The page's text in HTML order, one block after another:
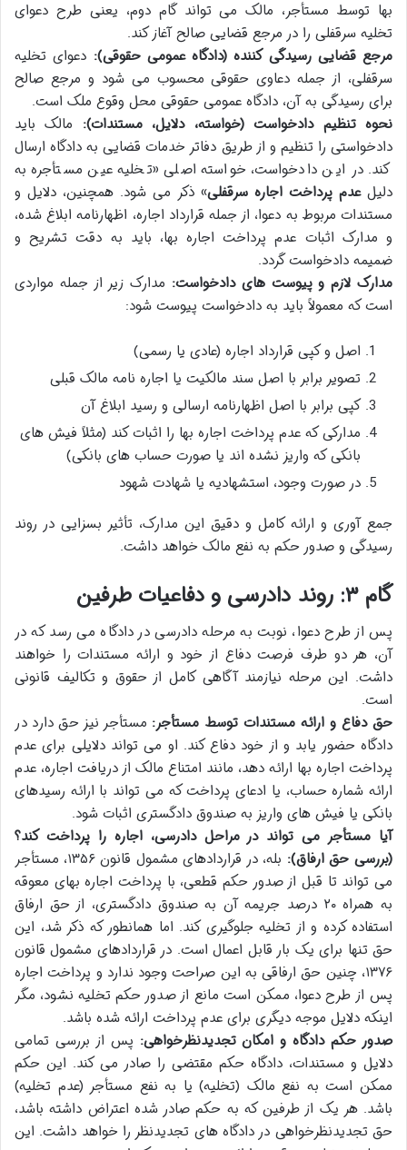
بها توسط مستأجر، مالک می تواند گام دوم، یعنی طرح دعوای
تخلیه سرقفلی را در مرجع قضایی صالح آغاز کند.
مرجع قضایی رسیدگی کننده (دادگاه عمومی حقوقی): دعوای تخلیه
سرقفلی، از جمله دعاوی حقوقی محسوب می شود و مرجع صالح
برای رسیدگی به آن، دادگاه عمومی حقوقی محل وقوع ملک است.
نحوه تنظیم دادخواست (خواسته، دلایل، مستندات): مالک باید
دادخواستی را تنظیم و از طریق دفاتر خدمات قضایی به دادگاه ارسال
کند. در این دادخواست، خواسته اصلی «تخلیه عین مستأجره به
دلیلعدم پرداخت اجاره سرقفلی» ذکر می شود. همچنین، دلایل و
مستندات مربوط به دعوا، از جمله قرارداد اجاره، اظهارنامه ابلاغ شده،
و مدارک اثبات عدم پرداخت اجاره بها، باید به دقت تشریح و
ضمیمه دادخواست گردد.
مدارک لازم و پیوست های دادخواست: مدارک زیر از جمله مواردی
است که معمولاً باید به دادخواست پیوست شود:
اصل و کپی قرارداد اجاره (عادی یا رسمی)
تصویر برابر با اصل سند مالکیت یا اجاره نامه مالک قبلی
کپی برابر با اصل اظهارنامه ارسالی و رسید ابلاغ آن
مدارکی که عدم پرداخت اجاره بها را اثبات کند (مثلاً فیش های
بانکی که واریز نشده اند یا صورت حساب های بانکی)
در صورت وجود، استشهادیه یا شهادت شهود
جمع آوری و ارائه کامل و دقیق این مدارک، تأثیر بسزایی در روند
رسیدگی و صدور حکم به نفع مالک خواهد داشت.
گام ۳: روند دادرسی و دفاعیات طرفین
پس از طرح دعوا، نوبت به مرحله دادرسی در دادگاه می رسد که در
آن، هر دو طرف فرصت دفاع از خود و ارائه مستندات را خواهند
داشت. این مرحله نیازمند آگاهی کامل از حقوق و تکالیف قانونی
است.
حق دفاع و ارائه مستندات توسط مستأجر: مستأجر نیز حق دارد در
دادگاه حضور یابد و از خود دفاع کند. او می تواند دلایلی برای عدم
پرداخت اجاره بها ارائه دهد، مانند امتناع مالک از دریافت اجاره، عدم
ارائه شماره حساب، یا ادعای پرداخت که می تواند با ارائه رسیدهای
بانکی یا فیش های واریز به صندوق دادگستری اثبات شود.
آیا مستأجر می تواند در مراحل دادرسی، اجاره را پرداخت کند؟
(بررسی حق ارفاق):
بله، در قراردادهای مشمول قانون ۱۳۵۶، مستأجر
می تواند تا قبل از صدور حکم قطعی، با پرداخت اجاره بهای معوقه
به همراه ۲۰ درصد جریمه آن به صندوق دادگستری، از حق ارفاق
استفاده کرده و از تخلیه جلوگیری کند. اما همانطور که ذکر شد، این
حق تنها برای یک بار قابل اعمال است. در قراردادهای مشمول قانون
۱۳۷۶، چنین حق ارفاقی به این صراحت وجود ندارد و پرداخت اجاره
پس از طرح دعوا، ممکن است مانع از صدور حکم تخلیه نشود، مگر
اینکه دلایل موجه دیگری برای عدم پرداخت ارائه شده باشد.
صدور حکم دادگاه و امکان تجدیدنظرخواهی: پس از بررسی تمامی
دلایل و مستندات، دادگاه حکم مقتضی را صادر می کند. این حکم
ممکن است به نفع مالک (تخلیه) یا به نفع مستأجر (عدم تخلیه)
باشد. هر یک از طرفین که به حکم صادر شده اعتراض داشته باشد،
حق تجدیدنظرخواهی در دادگاه های تجدیدنظر را خواهد داشت. این